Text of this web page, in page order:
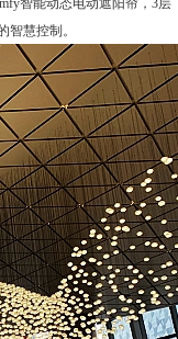
智能动态电动遮阳帘，3层
慧控制。